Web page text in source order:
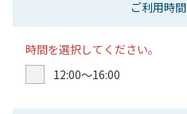
ご利用時間
時間を選択してください。
12:00〜16:00